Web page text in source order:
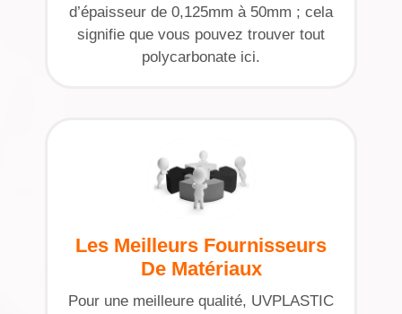
d’épaisseur de 0,125mm à 50mm ; cela
signifie que vous pouvez trouver tout
polycarbonate ici.
Les Meilleurs Fournisseurs
De Matériaux
Pour une meilleure qualité, UVPLASTIC